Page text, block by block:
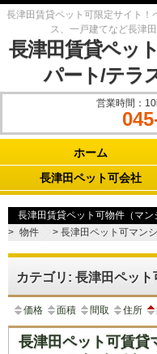
長津田賃貸ペット可限定サイト！
ス、一戸建てなど長津
長津田賃貸ペッ
パート/テラ
営業時間：
ホーム
長津田ペット可会社
長津田賃貸ペット可物件（マン
> 物件 > 長津田ペット可マン
カテゴリ: 長津田ペッ
価格 面積 間取 住所
長津田ペット可賃貸